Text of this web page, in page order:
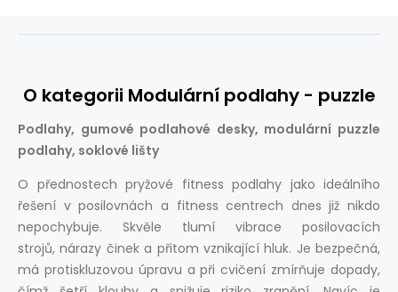
O kategorii Modulární podlahy - puzzle
Podlahy, gumové podlahové desky, modulární puzzle
podlahy, soklové lišty
O přednostech pryžové fitness podlahy jako ideálního
řešení v posilovnách a fitness centrech dnes již nikdo
nepochybuje. Skvěle tlumí vibrace posilovacích
strojů, nárazy činek a přitom vznikající hluk. Je bezpečná,
má protiskluzovou úpravu a při cvičení zmírňuje dopady,